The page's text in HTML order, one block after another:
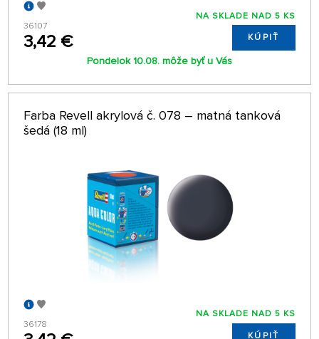
36107
3,42 €
NA SKLADE NAD 5 KS
KÚPIŤ
Pondelok 10.08. môže byť u Vás
Farba Revell akrylová č. 078 – matná tanková
šedá (18 ml)
36178
NA SKLADE NAD 5 KS
KÚPIŤ